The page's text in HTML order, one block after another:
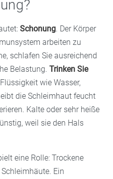
Schonung. Der Körper
arbeiten zu
schlafen Sie ausreichend
Belastung. Trinken Sie
wie Wasser,
die Schleimhaut feucht
Kalte oder sehr heiße
weil sie den Hals
eine Rolle: Trockene
Ein